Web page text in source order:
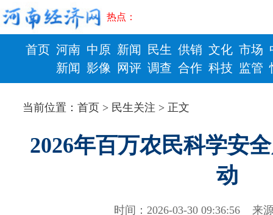
热点：
首页 河南
新闻
中原
影像
新闻
网评
民生
调查
供销
合作
文化
科技
市场
监管
财政 健康
当前位置：首页 > 民生关注 > 正文
2026年百万农民科学安
动
时间：2026-03-30 09:36:56